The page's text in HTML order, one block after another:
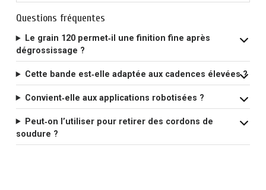
Questions fréquentes
Le grain 120 permet‑il une finition fine après
dégrossissage ?
Cette bande est‑elle adaptée aux cadences élevées ?
Convient‑elle aux applications robotisées ?
Peut‑on l’utiliser pour retirer des cordons de
soudure ?